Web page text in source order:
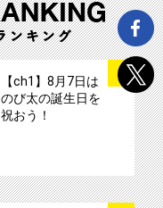
1
【ch1】8月7日は
のび太の誕生日を
祝おう！